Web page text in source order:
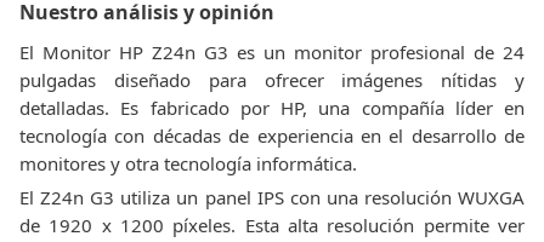
Nuestro análisis y opinión
El Monitor HP Z24n G3 es un monitor profesional de 24
pulgadas diseñado para ofrecer imágenes nítidas y
detalladas. Es fabricado por HP, una compañía líder en
tecnología con décadas de experiencia en el desarrollo de
monitores y otra tecnología informática.
El Z24n G3 utiliza un panel IPS con una resolución WUXGA
de 1920 x 1200 píxeles. Esta alta resolución permite ver